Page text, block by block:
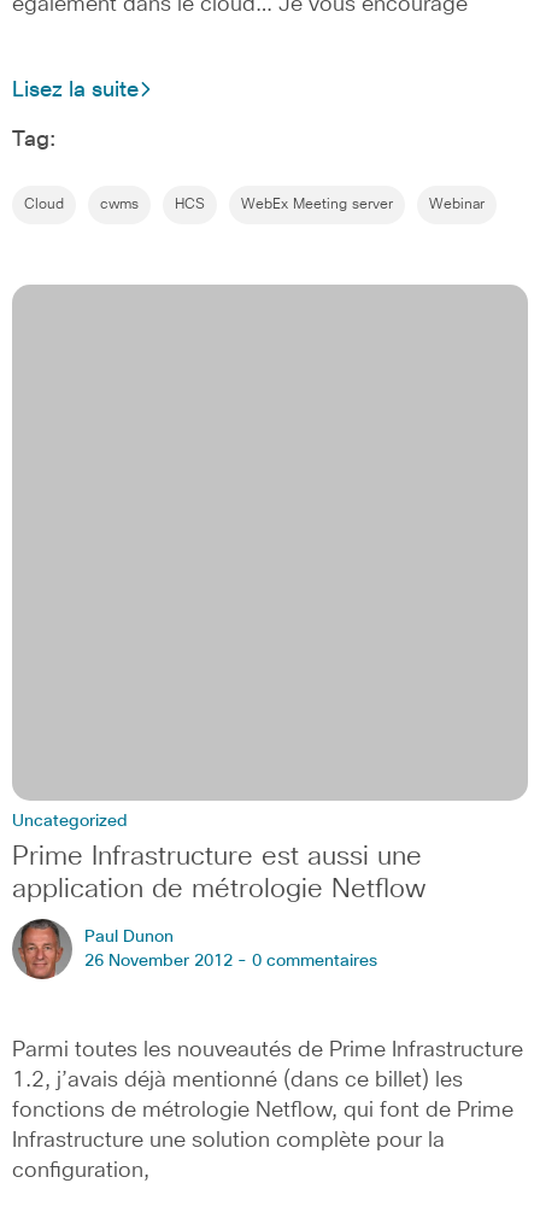
également dans le cloud… Je vous encourage
Lisez la suite
Tag:
Cloud cwms HCS WebEx Meeting server Webinar
Uncategorized
Prime Infrastructure est aussi une
application de métrologie Netflow
Paul Dunon
26 November 2012 - 0 commentaires
Parmi toutes les nouveautés de Prime Infrastructure
1.2, j’avais déjà mentionné (dans ce billet) les
fonctions de métrologie Netflow, qui font de Prime
Infrastructure une solution complète pour la
configuration,